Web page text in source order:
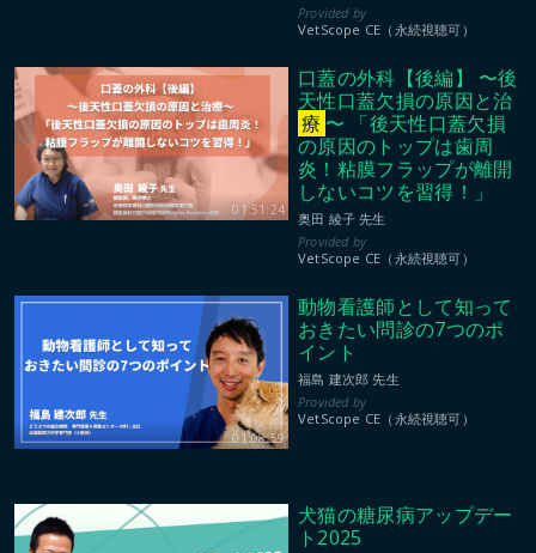
VetScope CE（永続視聴可）
01:51:24
口蓋の外科【後編】 〜後
天性口蓋欠損の原因と治
療 〜 「後天性口蓋欠損
の原因のトップは歯周
炎！粘膜フラップが離開
しないコツを習得！」
奥田 綾子 先生
VetScope CE（永続視聴可）
01:08:59
動物看護師として知って
おきたい問診の7つのポ
イント
福島 建次郎 先生
VetScope CE（永続視聴可）
犬猫の糖尿病アップデー
ト2025